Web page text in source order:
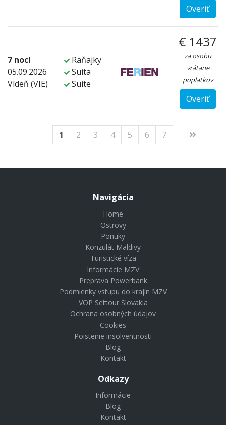
Overiť
7 nocí
05.09.2026
Vídeň (VIE)
Raňajky
Suita
Suite
€ 1437
za osobu
vrátane
poplatkov
Overiť
1 2 3 4 5 6 7
Navigácia
Home
Ostrovy
Ponuky
Konzulát Maldivy
Turistické víza
Informácie MZV
Preprava Powerbank
Podmienky vstupu do krajín MZV
VOP Settour Slovakia
Ochrana osobných údajov
Cookies
Poistenie insolventnosti
Blog
Kontakt
Odkazy
Informácie
Blog
Kontakt